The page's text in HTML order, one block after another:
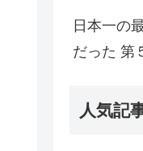
日本一の
だった 第
人気記